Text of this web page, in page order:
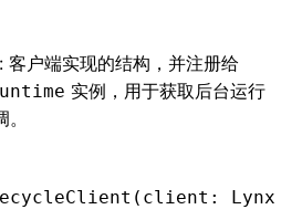
: 客户端实现的结构，并注册给
实例，用于获取后台运行
(client: